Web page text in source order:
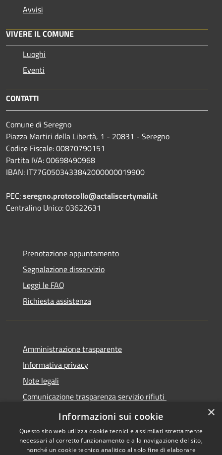
Avvisi
VIVERE IL COMUNE
Luoghi
Eventi
CONTATTI
Comune di Seregno
Piazza Martiri della Libertà, 1 - 20831 - Seregno
Codice Fiscale: 00870790151
Partita IVA: 00698490968
IBAN: IT77G0503433842000000019900
PEC:seregno.protocollo@actaliscertymail.it
Centralino Unico: 03622631
Prenotazione appuntamento
Segnalazione disservizio
Leggi le FAQ
Richiesta assistenza
Amministrazione trasparente
Informativa privacy
Note legali
Comunicazione trasparenza servizio rifiuti
Dichiarazione di accessibilità
×
Informazioni sui cookie
Questo sito web utilizza cookie tecnici e assimilati strettamente
necessari al corretto funzionamento e alla navigazione del sito,
nonché un cookie tecnico analitico al solo fine di elaborare